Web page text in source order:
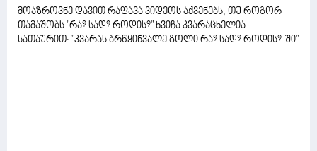
მოაზროვნე დავით რაფავა ვიდეოს აქვენებს, თუ როგორ
თამაშობს "რა? სად? როდის?" ხვიჩა კვარაცხელია.
სათაურით: "კვარას ბრწყინვალე გოლი რა? სად? როდის?-ში"